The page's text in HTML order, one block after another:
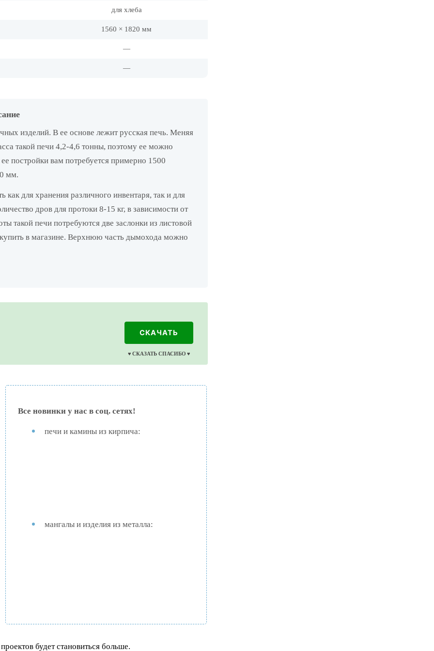
для хлеба
1560 × 1820 мм
—
—
изделий. В ее основе лежит русская печь. Меняя
такой печи 4,2-4,6 тонны, поэтому ее можно
постройки вам потребуется примерно 1500
мм.
для хранения различного инвентаря, так и для
дров для протоки 8-15 кг, в зависимости от
такой печи потребуются две заслонки из листовой
в магазине. Верхнюю часть дымохода можно
СКАЧАТЬ
♥️ СКАЗАТЬ СПАСИБО ♥️
Все новинки у нас в соц. сетях!
печи и камины из кирпича:
мангалы и изделия из металла:
будет становиться больше.